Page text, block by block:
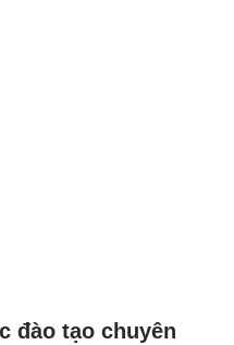
đào tạo chuyên